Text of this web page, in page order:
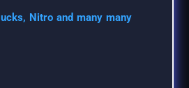
Nitro and many many